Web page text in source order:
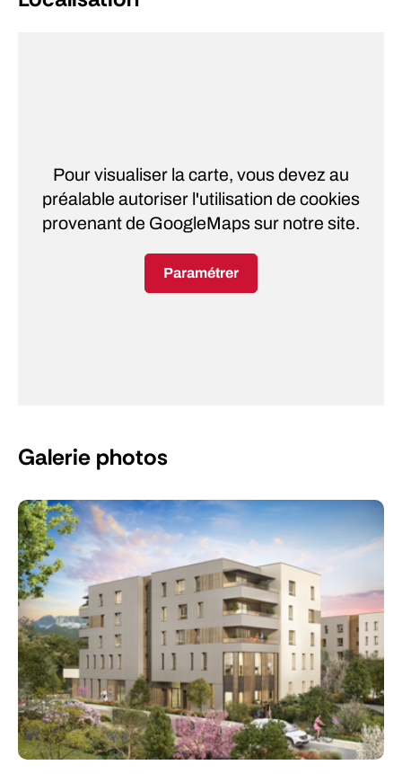
Pour visualiser la carte, vous devez au
préalable autoriser l'utilisation de cookies
provenant de GoogleMaps sur notre site.
Paramétrer
Galerie photos